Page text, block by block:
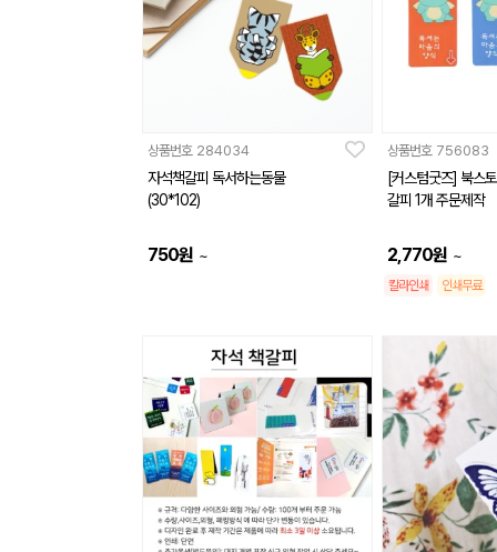
상품번호 284034
자석책갈피 독서하는동물
(30*102)
750원 ~
상품번호 756083
[커스텀굿즈] 북스
갈피 1개 주문제작
2,770원 ~
칼라인쇄 인쇄무료